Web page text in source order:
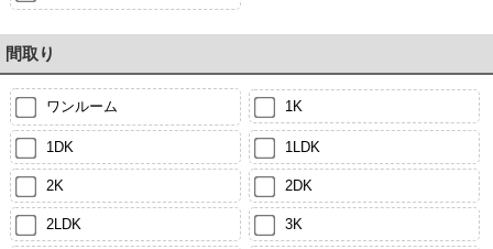
間取り
ワンルーム 1K
1DK 1LDK
2K 2DK
2LDK 3K